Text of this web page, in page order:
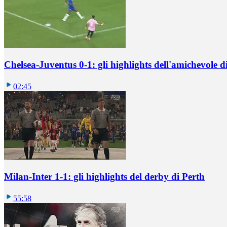
Chelsea-Juventus 0-1: gli highlights dell'amichevole
02:45
Milan-Inter 1-1: gli highlights del derby di Perth
55:58